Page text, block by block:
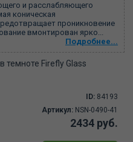
и расслабляющего
коническая
проникновение
вмонтирован ярко...
Подробнее...
темноте Firefly Glass
ID: 84193
Артикул: NSN-0490-41
2434 руб.